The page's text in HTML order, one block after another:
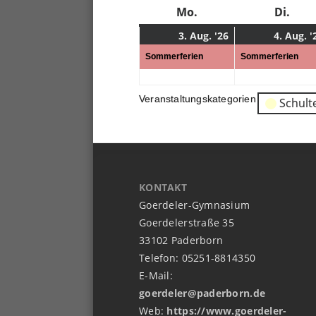
Mo.
Di.
3. Aug. '26
08.
2026
Veranstaltung)
Sommerferien
4. Aug.
Sommerferien
Veranstaltungskategorien
KONTAKT
Goerdeler-Gymnasium
Goerdelerstraße 35
33102 Paderborn
Telefon: 05251-8814350
E-Mail:
goerdeler@paderborn.de
Web: https://www.goerdeler-